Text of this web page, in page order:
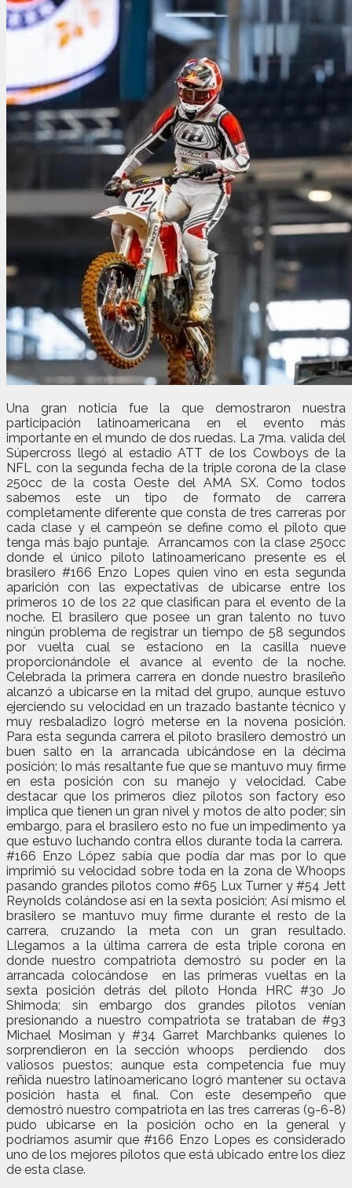
Una gran noticia fue la que demostraron nuestra
participación latinoamericana en el evento más
importante en el mundo de dos ruedas. La 7ma. valida del
Súpercross llegó al estadio ATT de los Cowboys de la
NFL con la segunda fecha de la triple corona de la clase
250cc de la costa Oeste del AMA SX. Como todos
sabemos este un tipo de formato de carrera
completamente diferente que consta de tres carreras por
cada clase y el campeón se define como el piloto que
tenga más bajo puntaje. Arrancamos con la clase 250cc
donde el único piloto latinoamericano presente es el
brasilero #166 Enzo Lopes quien vino en esta segunda
aparición con las expectativas de ubicarse entre los
primeros 10 de los 22 que clasifican para el evento de la
noche. El brasilero que posee un gran talento no tuvo
ningún problema de registrar un tiempo de 58 segundos
por vuelta cual se estaciono en la casilla nueve
proporcionándole el avance al evento de la noche.
Celebrada la primera carrera en donde nuestro brasileño
alcanzó a ubicarse en la mitad del grupo, aunque estuvo
ejerciendo su velocidad en un trazado bastante técnico y
muy resbaladizo logró meterse en la novena posición.
Para esta segunda carrera el piloto brasilero demostró un
buen salto en la arrancada ubicándose en la décima
posición; lo más resaltante fue que se mantuvo muy firme
en esta posición con su manejo y velocidad. Cabe
destacar que los primeros diez pilotos son factory eso
implica que tienen un gran nivel y motos de alto poder; sin
embargo, para el brasilero esto no fue un impedimento ya
que estuvo luchando contra ellos durante toda la carrera.
#166 Enzo López sabía que podía dar mas por lo que
imprimió su velocidad sobre toda en la zona de Whoops
pasando grandes pilotos como #65 Lux Turner y #54 Jett
Reynolds colándose así en la sexta posición; Así mismo el
brasilero se mantuvo muy firme durante el resto de la
carrera, cruzando la meta con un gran resultado.
Llegamos a la última carrera de esta triple corona en
donde nuestro compatriota demostró su poder en la
arrancada colocándose en las primeras vueltas en la
sexta posición detrás del piloto Honda HRC #30 Jo
Shimoda; sin embargo dos grandes pilotos venían
presionando a nuestro compatriota se trataban de #93
Michael Mosiman y #34 Garret Marchbanks quienes lo
sorprendieron en la sección whoops perdiendo dos
valiosos puestos; aunque esta competencia fue muy
reñida nuestro latinoamericano logró mantener su octava
posición hasta el final. Con este desempeño que
demostró nuestro compatriota en las tres carreras (9-6-8)
pudo ubicarse en la posición ocho en la general y
podríamos asumir que #166 Enzo Lopes es considerado
uno de los mejores pilotos que está ubicado entre los diez
de esta clase.